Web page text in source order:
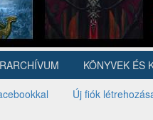
KÖNYVEK ÉS
Új fiók